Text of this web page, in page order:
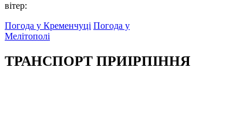
вітер:
Погода у Кременчуці Погода у
Мелітополі
ТРАНСПОРТ ПРИІРПІННЯ